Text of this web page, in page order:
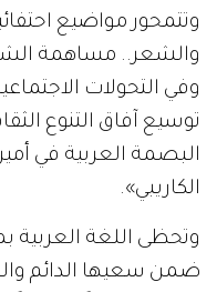
والشعر.. مساهمة
وفي التحولات
توسيع آفاق التنوع
البصمة العربية في
الكاريبي».
وتحظى اللغة العربية
ضمن سعيها الدائم